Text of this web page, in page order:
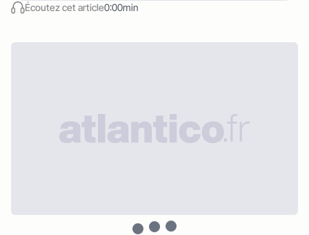
Écoutez cet article0:00min